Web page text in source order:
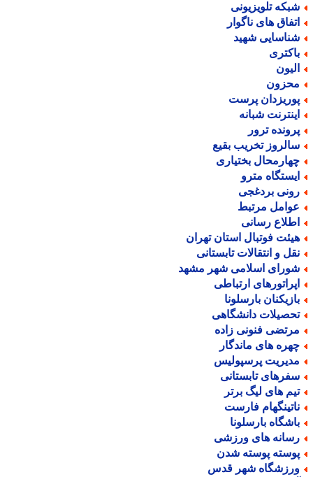
تلویزیونی
های ناگوار
شهید
پرست
شبانه
ترور
تخریب بقیع
بختیاری
مترو
بردغجی
مرتبط
رسانی
فوتبال استان تهران
و انتقالات تابستانی
اسلامی شهر مشهد
ارتباطی
بارسلونا
دانشگاهی
فنونی زاده
های ماندگار
پرسپولیس
تابستانی
های لیگ برتر
فارست
بارسلونا
های ورزشی
پوسته شدن
شهر قدس